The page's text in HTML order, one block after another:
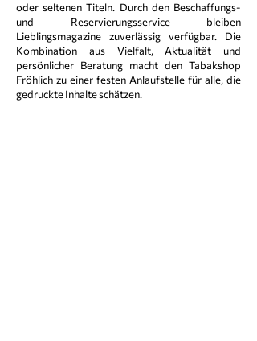
oder seltenen Titeln. Durch den Beschaffungs‑
und Reservierungsservice bleiben
Lieblingsmagazine zuverlässig verfügbar. Die
Kombination aus Vielfalt, Aktualität und
persönlicher Beratung macht den Tabakshop
Fröhlich zu einer festen Anlaufstelle für alle, die
gedruckte Inhalte schätzen.